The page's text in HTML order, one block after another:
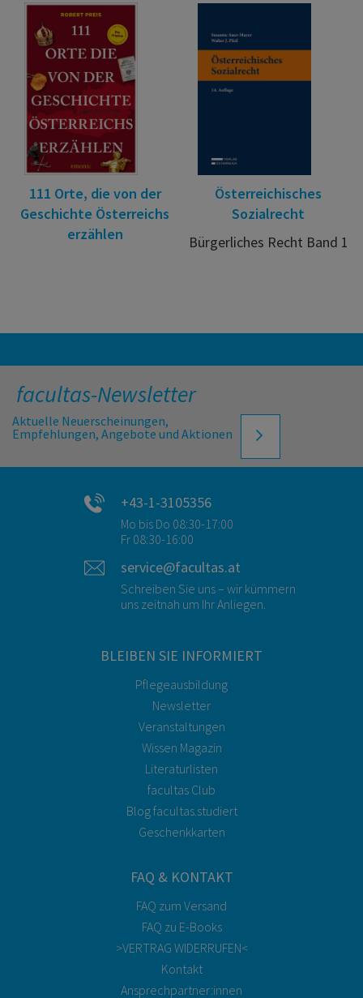
111 Orte, die von der
Geschichte Österreichs
erzählen
Österreichisches
Sozialrecht
Bürgerliches Recht Band 1
facultas-Newsletter
Aktuelle Neuerscheinungen,
Empfehlungen, Angebote und Aktionen
+43-1-3105356
Mo bis Do 08:30-17:00
Fr 08:30-16:00
service@facultas.at
Schreiben Sie uns – wir kümmern
uns zeitnah um Ihr Anliegen.
BLEIBEN SIE INFORMIERT
Pflegeausbildung
Newsletter
Veranstaltungen
Wissen Magazin
Literaturlisten
facultas Club
Blog facultas.studiert
Geschenkkarten
FAQ & KONTAKT
FAQ zum Versand
FAQ zu E-Books
>VERTRAG WIDERRUFEN<
Kontakt
Ansprechpartner:innen